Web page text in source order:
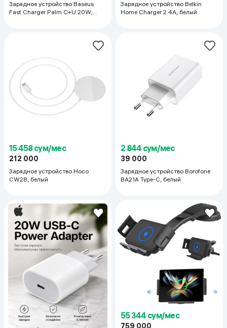
Зарядное устройство Baseus
Fast Charger Palm C+U 20W,
Зарядное устройство Belkin
Home Charger 2.4A, белый
15 458 сум/мес
212 000
Зарядное устройство Hoco
CW28, белый
2 844 сум/мес
39 000
Зарядное устройство Borofone
BA21A Type-C, белый
55 344 сум/мес
759 000